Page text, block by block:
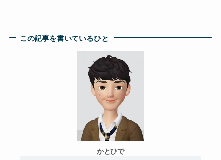
この記事を書いているひと
かとひで